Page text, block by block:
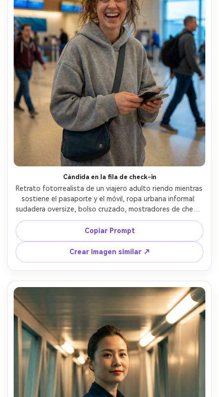
Cándida en la fila de check-in
Retrato fotorrealista de un viajero adulto riendo mientras
sostiene el pasaporte y el móvil, ropa urbana informal:
sudadera oversize, bolso cruzado, mostradores de check-
in desenfocados al fondo, luz diurna fría mezclada con
fluorescentes superiores equilibrados naturalmente,
Nikon Z8, 35mm f/1.8, encuadre de tres cuartos, solo
fondo en ligera acción, ambiente animado y alegre,
textura realista de piel y cabello suelto, contraste limpio,
alta resolución, ojos definidos, gradación natural de color
--ar 4:5
Copiar Prompt
Crear imagen similar ↗